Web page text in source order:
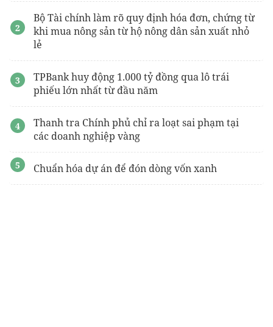
AuVietRack
Địa chỉxưởng may đồng phục nhà hàng Nhậtgiá rẻ
Bộ Tài chính làm rõ quy định hóa đơn, chứng từ
khi mua nông sản từ hộ nông dân sản xuất nhỏ
lẻ
TPBank huy động 1.000 tỷ đồng qua lô trái
phiếu lớn nhất từ đầu năm
Thanh tra Chính phủ chỉ ra loạt sai phạm tại
các doanh nghiệp vàng
Chuẩn hóa dự án để đón dòng vốn xanh